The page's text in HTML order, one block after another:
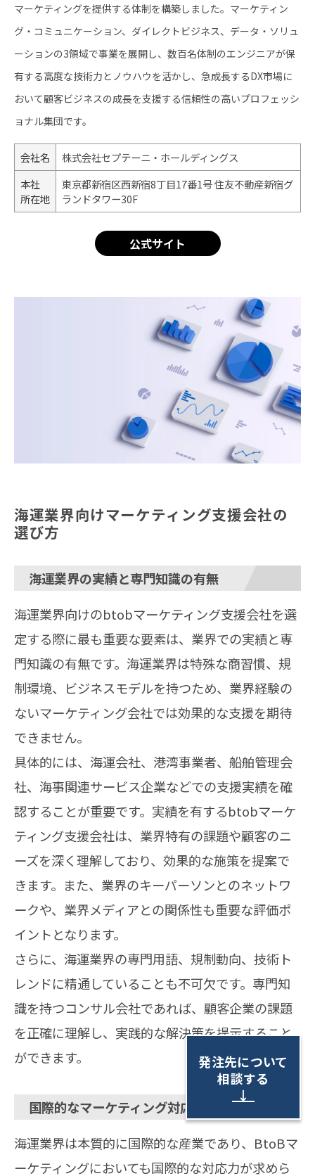
マーケティングを提供する体制を構築しました。マーケティン
グ・コミュニケーション、ダイレクトビジネス、データ・ソリュ
ーションの3領域で事業を展開し、数百名体制のエンジニアが保
有する高度な技術力とノウハウを活かし、急成長するDX市場に
おいて顧客ビジネスの成長を支援する信頼性の高いプロフェッシ
ョナル集団です。
会社名
株式会社セプテーニ・ホールディングス
本社
所在地
東京都新宿区西新宿8丁目17番1号 住友不動産新宿グ
ランドタワー30F
公式サイト
海運業界向けマーケティング支援会社の
選び方
海運業界の実績と専門知識の有無
海運業界向けのbtobマーケティング支援会社を選
定する際に最も重要な要素は、業界での実績と専
門知識の有無です。海運業界は特殊な商習慣、規
制環境、ビジネスモデルを持つため、業界経験の
ないマーケティング会社では効果的な支援を期待
できません。
具体的には、海運会社、港湾事業者、船舶管理会
社、海事関連サービス企業などでの支援実績を確
認することが重要です。実績を有するbtobマーケ
ティング支援会社は、業界特有の課題や顧客のニ
ーズを深く理解しており、効果的な施策を提案で
きます。また、業界のキーパーソンとのネットワ
ークや、業界メディアとの関係性も重要な評価ポ
イントとなります。
さらに、海運業界の専門用語、規制動向、技術ト
レンドに精通していることも不可欠です。専門知
識を持つコンサル会社であれば、顧客企業の課題
を正確に理解し、実践的な解決策を提示すること
ができます。
国際的なマーケティング対応力
海運業界は本質的に国際的な産業であり、BtoBマ
ーケティングにおいても国際的な対応力が求めら
発注先について
相談する
↓